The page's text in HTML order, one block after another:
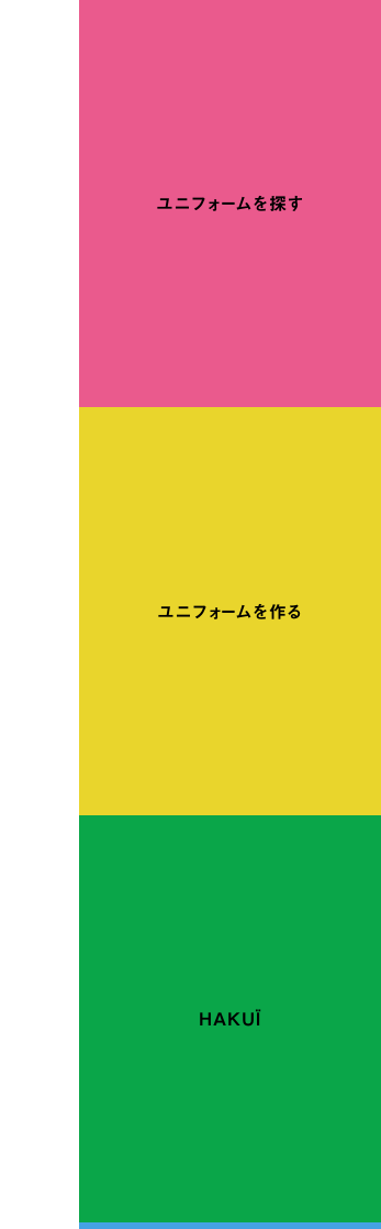
ユニフォームを探す
ユニフォームを作る
HAKUÏ